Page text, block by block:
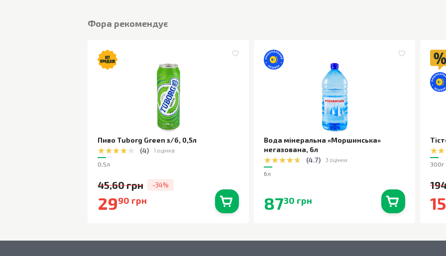
Фора рекомендує
Пиво Tuborg Green з/б, 0,5л
(4) 1 оцінка
0,5л
45,60 грн -34%
2990 грн
Вода мінеральна «Моршинська»
негазована, 6л
(4.7) 3 оцінки
6л
8730 грн
300г